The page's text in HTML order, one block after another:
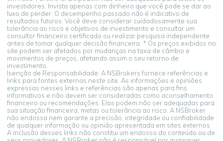
investidores. Invista apenas com dinheiro que você pode se dar ao
luxo de perder. O desempenho passado não é indicativo de
resultados futuros. Você deve considerar cuidadosamente sua
tolerância ao risco e objetivos de investimento e consultar um
consultor financeiro certificado ou realizar pesquisa independente
antes de tomar qualquer decisão financeira. * Os preços exibidos no
site podem ser afetados por mudanças na taxa de câmbio e
movimentos de preços, afetando assim o seu retorno de
investimento.
Isenção de Responsabilidade: A NSBrokers fornece referências e
links para fontes externas neste site. As informações e opiniões
expressas nesses links e referências são apenas para fins
informativos e não devem ser consideradas como aconselhamento
financeiro ou recomendações. Elas podem não ser adequadas para
sua situação financeira, metas ou tolerância ao risco. A NSBroker
não endossa nem garante a precisão, integridade ou confiabilidade
de qualquer informação ou opinião apresentada em sites externos.
A inclusão desses links não constitui um endosso do conteúdo ou de